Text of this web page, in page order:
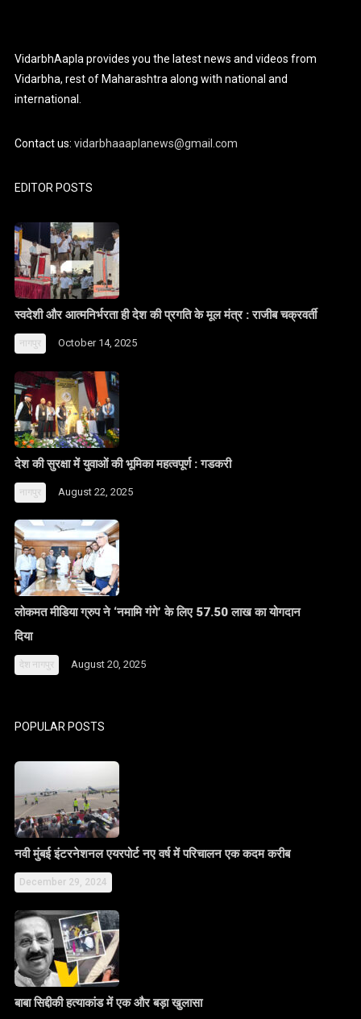
VidarbhAapla provides you the latest news and videos from
Vidarbha, rest of Maharashtra along with national and
international.
Contact us:vidarbhaaaplanews@gmail.com
EDITOR POSTS
स्वदेशी और आत्मनिर्भरता ही देश की प्रगति के मूल मंत्र : राजीब चक्रवर्ती
नागपुर October 14, 2025
देश की सुरक्षा में युवाओं की भूमिका महत्वपूर्ण : गडकरी
नागपुर August 22, 2025
लोकमत मीडिया ग्रुप ने ‘नमामि गंगे’ के लिए 57.50 लाख का योगदान
दिया
देश नागपुर August 20, 2025
POPULAR POSTS
नवी मुंबई इंटरनेशनल एयरपोर्ट नए वर्ष में परिचालन एक कदम करीब
December 29, 2024
बाबा सिद्दीकी हत्याकांड में एक और बड़ा खुलासा